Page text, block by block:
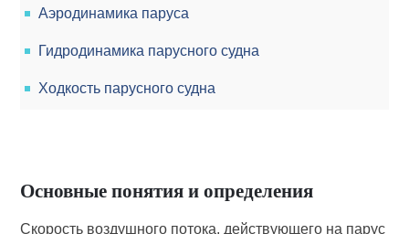
Аэродинамика паруса
Гидродинамика парусного судна
Ходкость парусного судна
Основные понятия и определения
Скорость воздушного потока, действующего на парус